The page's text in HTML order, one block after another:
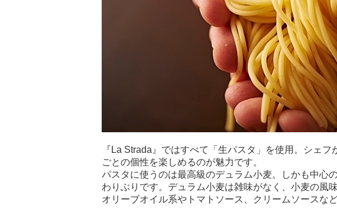
『La Strada』ではすべて「生パスタ」を使用。シェ
ごとの個性を楽しめるのが魅力です。
パスタに使うのは最高級のデュラム小麦。しかも中心
わりぶりです。デュラム小麦は雑味がなく、小麦の風
オリーブオイル系やトマトソース、クリームソースな